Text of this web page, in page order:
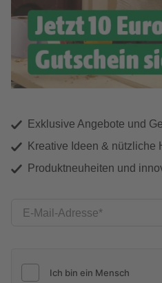
Exklusive Angebote und
Kreative Ideen & nützliche
Produktneuheiten und
E-Mail-Adresse